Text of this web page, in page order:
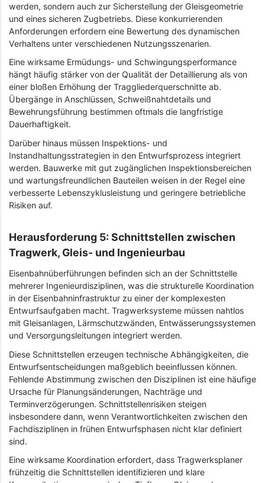
werden, sondern auch zur Sicherstellung der Gleisgeometrie
und eines sicheren Zugbetriebs. Diese konkurrierenden
Anforderungen erfordern eine Bewertung des dynamischen
Verhaltens unter verschiedenen Nutzungsszenarien.
Eine wirksame Ermüdungs- und Schwingungsperformance
hängt häufig stärker von der Qualität der Detaillierung als von
einer bloßen Erhöhung der Traggliederquerschnitte ab.
Übergänge in Anschlüssen, Schweißnahtdetails und
Bewehrungsführung bestimmen oftmals die langfristige
Dauerhaftigkeit.
Darüber hinaus müssen Inspektions- und
Instandhaltungsstrategien in den Entwurfsprozess integriert
werden. Bauwerke mit gut zugänglichen Inspektionsbereichen
und wartungsfreundlichen Bauteilen weisen in der Regel eine
verbesserte Lebenszyklusleistung und geringere betriebliche
Risiken auf.
Herausforderung 5: Schnittstellen zwischen
Tragwerk, Gleis- und Ingenieurbau
Eisenbahnüberführungen befinden sich an der Schnittstelle
mehrerer Ingenieurdisziplinen, was die strukturelle Koordination
in der Eisenbahninfrastruktur zu einer der komplexesten
Entwurfsaufgaben macht. Tragwerksysteme müssen nahtlos
mit Gleisanlagen, Lärmschutzwänden, Entwässerungssystemen
und Versorgungsleitungen integriert werden.
Diese Schnittstellen erzeugen technische Abhängigkeiten, die
Entwurfsentscheidungen maßgeblich beeinflussen können.
Fehlende Abstimmung zwischen den Disziplinen ist eine häufige
Ursache für Planungsänderungen, Nachträge und
Terminverzögerungen. Schnittstellenrisiken steigen
insbesondere dann, wenn Verantwortlichkeiten zwischen den
Fachdisziplinen in frühen Entwurfsphasen nicht klar definiert
sind.
Eine wirksame Koordination erfordert, dass Tragwerksplaner
frühzeitig die Schnittstellen identifizieren und klare